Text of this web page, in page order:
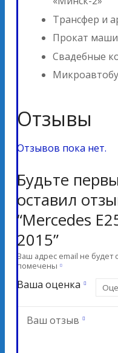
Трансфер и
Прокат
Свадебные
Отзывы
Отзывов пока нет.
Будьте
оставил
“Mercedes
2015”
Ваш адрес email не будет
помечены
Ваша оценка
Ваш отзыв